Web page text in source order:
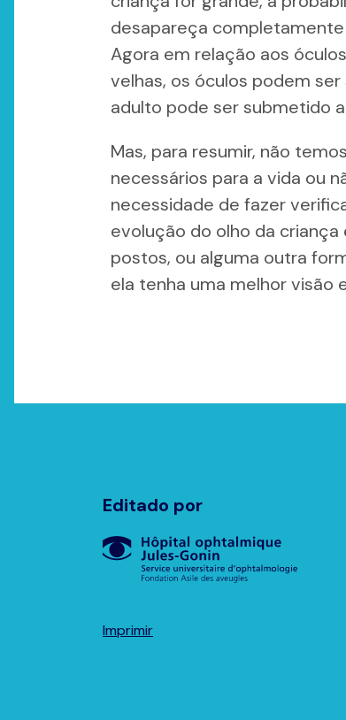
desapareça
Agora em relação aos
velhas, os óculos podem
adulto pode ser submetido a
Mas, para resumir, não
necessários para a vida ou
necessidade de fazer
evolução do olho da
postos, ou alguma outra
ela tenha uma melhor visão
Editado por
Imprimir